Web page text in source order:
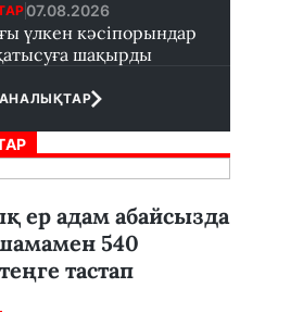
07.08.2026
үлкен кәсіпорындар
шақырды
ер адам абайсызда
540
тастап